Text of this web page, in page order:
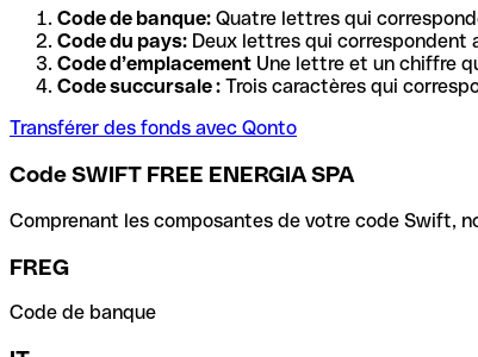
Code de banque: Quatre lettres qui
Code du pays: Deux lettres qui correspondent
Code d’emplacement Une lettre et un chiffre
Code succursale : Trois caractères qui
Transférer des fonds avec Qonto
Code SWIFT FREE ENERGIA SPA
Comprenant les composantes de votre code Swift,
FREG
Code de banque